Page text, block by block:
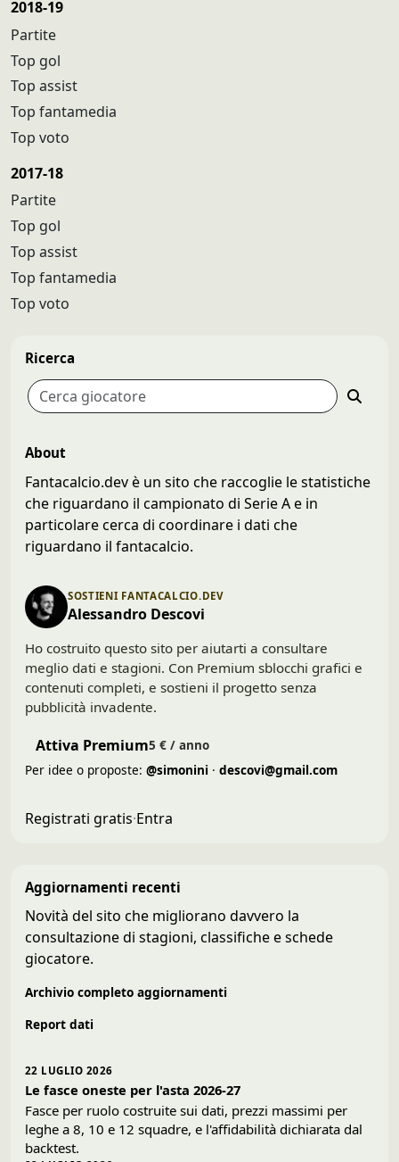
2018-19
Partite
Top gol
Top assist
Top fantamedia
Top voto
2017-18
Partite
Top gol
Top assist
Top fantamedia
Top voto
Ricerca
About
Fantacalcio.dev è un sito che raccoglie le statistiche
che riguardano il campionato di Serie A e in
particolare cerca di coordinare i dati che
riguardano il fantacalcio.
SOSTIENI FANTACALCIO.DEV
Alessandro Descovi
Ho costruito questo sito per aiutarti a consultare
meglio dati e stagioni. Con Premium sblocchi grafici e
contenuti completi, e sostieni il progetto senza
pubblicità invadente.
Attiva Premium5 € / anno
Per idee o proposte: @simonini · descovi@gmail.com
Registrati gratis·Entra
Aggiornamenti recenti
Novità del sito che migliorano davvero la
consultazione di stagioni, classifiche e schede
giocatore.
Archivio completo aggiornamenti
Report dati
22 LUGLIO 2026
Le fasce oneste per l'asta 2026-27
Fasce per ruolo costruite sui dati, prezzi massimi per
leghe a 8, 10 e 12 squadre, e l'affidabilità dichiarata dal
backtest.